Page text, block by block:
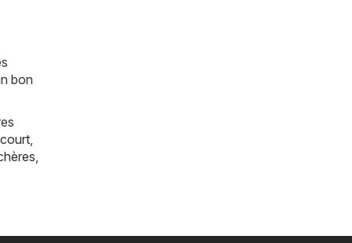
bon
,
,